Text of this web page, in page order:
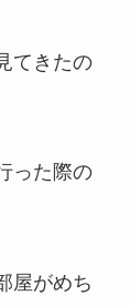
てきたの
った際の
屋がめち